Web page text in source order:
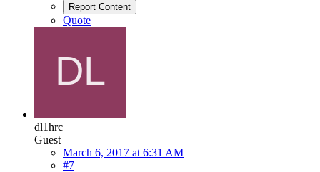
Report Content
Quote
dl1hrc
Guest
March 6, 2017 at 6:31 AM
#7